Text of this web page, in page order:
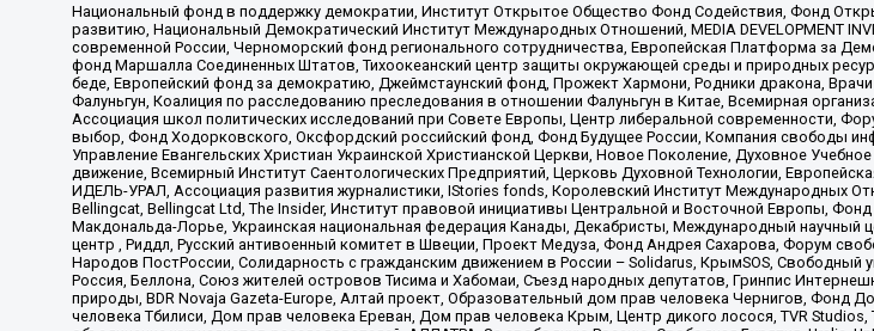
Национальный фонд в поддержку демократии, Институт Открытое Общество Фонд Содействия, Фонд
развитию, Национальный Демократический Институт Международных Отношений, MEDIA DEVELOPMENT
современной России, Черноморский фонд регионального сотрудничества, Европейская Платформа за
фонд Маршалла Соединенных Штатов, Тихоокеанский центр защиты окружающей среды и природных
беде, Европейский фонд за демократию, Джеймстаунский фонд, Прожект Хармони, Родники дракона,
Фалуньгун, Коалиция по расследованию преследования в отношении Фалуньгун в Китае, Всемирная
Ассоциация школ политических исследований при Совете Европы, Центр либеральной современности,
выбор, Фонд Ходорковского, Оксфордский российский фонд, Фонд Будущее России, Компания свободы
Управление Евангельских Христиан Украинской Христианской Церкви, Новое Поколение, Духовное
движение, Всемирный Институт Саентологических Предприятий, Церковь Духовной Технологии,
ИДЕЛЬ-УРАЛ, Ассоциация развития журналистики, IStories fonds, Королевский Институт
Bellingcat, Bellingcat Ltd, The Insider, Институт правовой инициативы Центральной и Восточной Европы,
Макдональда-Лорье, Украинская национальная федерация Канады, Декабристы, Международный научный
центр , Риддл, Русский антивоенный комитет в Швеции, Проект Медуза, Фонд Андрея Сахарова, Форум
Народов ПостРоссии, Солидарность с гражданским движением в России – Solidarus, КрымSOS, Свободный
Россия, Беллона, Союз жителей островов Тисима и Хабомаи, Съезд народных депутатов, Гринпис
природы, BDR Novaja Gazeta-Europe, Алтай проект, Образовательный дом прав человека Чернигов,
человека Тбилиси, Дом прав человека Ереван, Дом прав человека Крым, Центр дикого лосося, TVR